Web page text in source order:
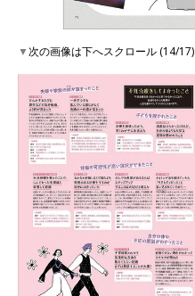
▼次の画像は下へスクロール (14/17)